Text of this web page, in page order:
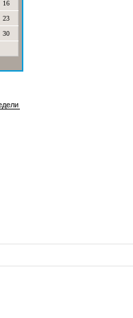
16
23
30